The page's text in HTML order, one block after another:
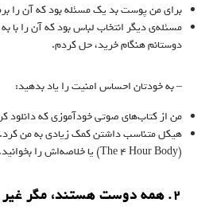
برای من پوست بد یک مسئله بود که آن را
مسئله‌ی دیگر انتخاب لباس بود که آن را با
دوستانم هنگام خرید، حل کردم.
– به خودتان احساس امنیت را یاد بدهید:
من از کتاب‌های صوتی خودآموزی که دانلود
هیکل متناسب داشتن کمک زیادی به من کرد.
(The 4 Hour Body) یا خلاصه‌اش را بخوانید.
۲. همه دوست هستند، مگر غیر از این ثابت شود